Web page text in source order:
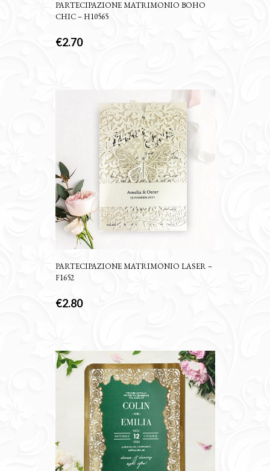
PARTECIPAZIONE MATRIMONIO BOHO
CHIC – H10565
€2.70
PARTECIPAZIONE MATRIMONIO LASER –
F1652
€2.80